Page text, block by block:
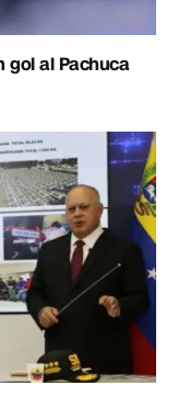
gol al Pachuca